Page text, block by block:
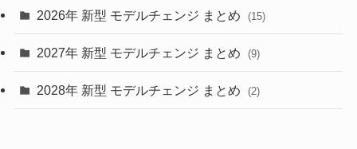
(4)
(1)
2026年 新型 モデルチェンジ まとめ (15)
2027年 新型 モデルチェンジ まとめ (9)
2028年 新型 モデルチェンジ まとめ (2)